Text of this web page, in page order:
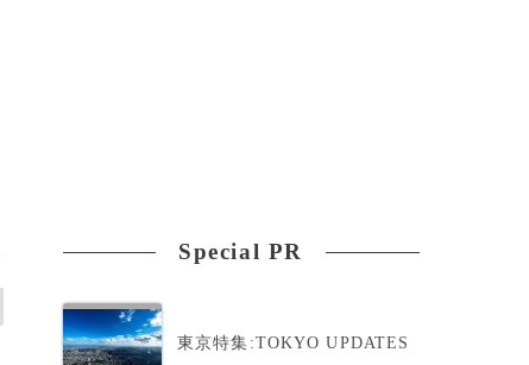
Special PR
東京特集:TOKYO UPDATES